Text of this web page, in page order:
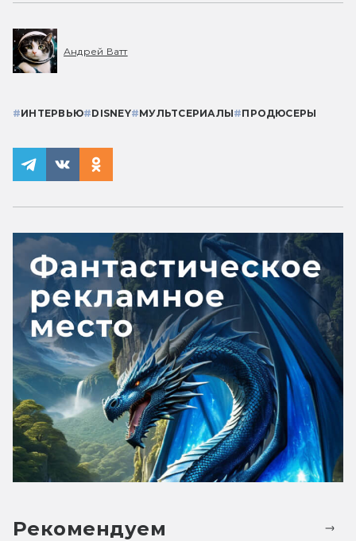
Андрей Ватт
#ИНТЕРВЬЮ#DISNEY#МУЛЬТСЕРИАЛЫ#ПРОДЮСЕРЫ
Рекомендуем